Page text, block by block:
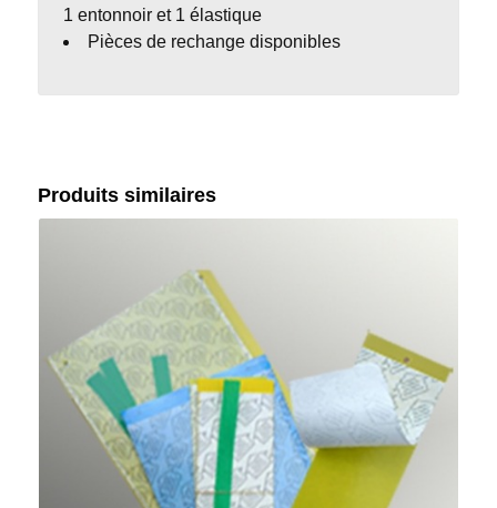
1 entonnoir et 1 élastique
Pièces de rechange disponibles
Produits similaires